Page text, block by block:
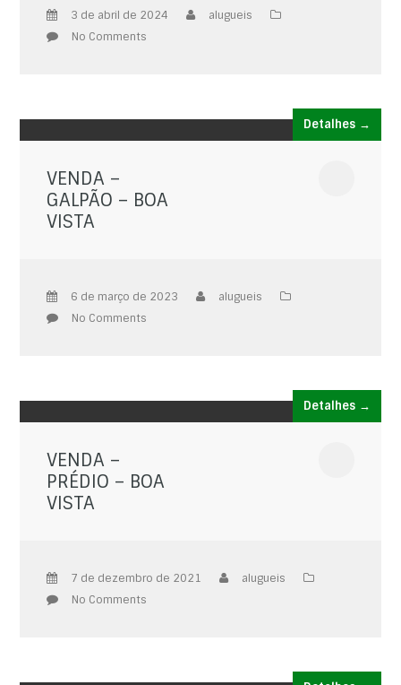
3 de abril de 2024
alugueis
No Comments
Detalhes →
VENDA –
GALPÃO – BOA
VISTA
6 de março de 2023
alugueis
No Comments
Detalhes →
VENDA –
PRÉDIO – BOA
VISTA
7 de dezembro de 2021
alugueis
No Comments